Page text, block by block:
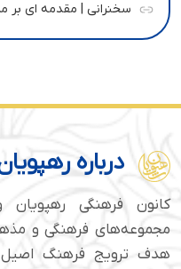
سخنرانی | مقدمه ای بر
درباره
کانون فرهنگی رهپویان
هدف ترویج فرهنگ